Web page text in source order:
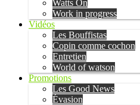
Watts On
Work in progress
Vidéos
Les Bouffistas
Copin comme cochon
Entretien
World of watson
Promotions
Les Good News
Évasion